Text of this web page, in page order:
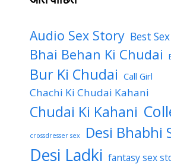
Audio Sex Story Best
Bhai Behan Ki Chudai
Bur Ki Chudai Call Girl
Chachi Ki Chudai Kahani
Chudai Ki Kahani
crossdresser sex Desi Bhabhi
Desi Ladki fantasy sex